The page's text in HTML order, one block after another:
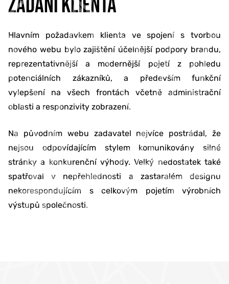
Hlavním požadavkem klienta ve spojení s tvorbou
nového webu bylo zajištění účelnější podpory brandu,
reprezentativnější a modernější pojetí z pohledu
potenciálních zákazníků, a především funkční
vylepšení na všech frontách včetně administrační
oblasti a responzivity zobrazení.
Na původním webu zadavatel nejvíce postrádal, že
nejsou odpovídajícím stylem komunikovány silné
stránky a konkurenční výhody. Velký nedostatek také
spatřoval v nepřehlednosti a zastaralém designu
nekorespondujícím s celkovým pojetím výrobních
výstupů společnosti.